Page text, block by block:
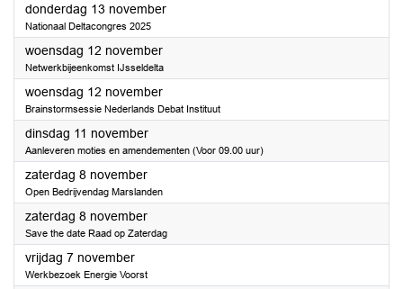
donderdag 13 november2025
Nationaal Deltacongres 2025
woensdag 12 november2025
Netwerkbijeenkomst IJsseldelta
woensdag 12 november2025
Brainstormsessie Nederlands Debat Instituut
dinsdag 11 november2025
Aanleveren moties en amendementen (Voor 09.00 uur)
zaterdag 8 november2025
Open Bedrijvendag Marslanden
zaterdag 8 november2025
Save the date Raad op Zaterdag
vrijdag 7 november2025
Werkbezoek Energie Voorst